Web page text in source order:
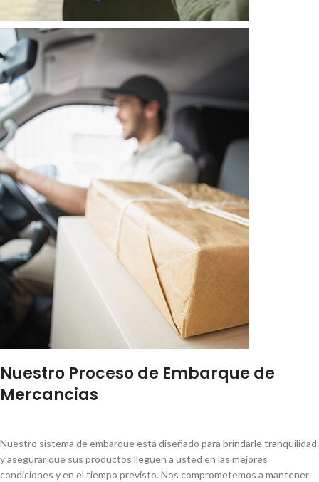
Nuestro Proceso de Embarque de
Mercancias
Nuestro sistema de embarque está diseñado para brindarle tranquilidad
y asegurar que sus productos lleguen a usted en las mejores
condiciones y en el tiempo previsto. Nos comprometemos a mantener